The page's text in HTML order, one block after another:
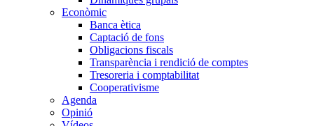
Econòmic
Banca ètica
Captació de fons
Obligacions fiscals
Transparència i rendició de comptes
Tresoreria i comptabilitat
Cooperativisme
Agenda
Opinió